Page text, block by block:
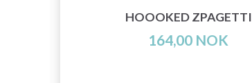
HOOOKED ZPAGETTI
164,00 NOK